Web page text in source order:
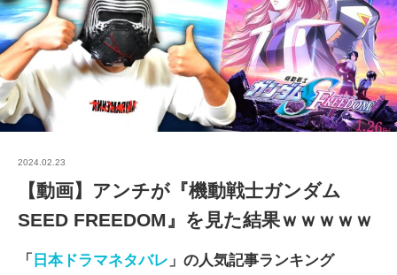
2024.02.23
【動画】アンチが『機動戦士ガンダム
SEED FREEDOM』を見た結果ｗｗｗｗｗ
「 日本ドラマネタバレ 」の人気記事ランキング